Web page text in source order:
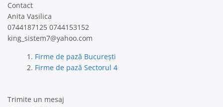
Contact
Anita Vasilica
0744187125 0744153152
king_sistem7@yahoo.com
Firme de pază București
Firme de pază Sectorul 4
Trimite un mesaj